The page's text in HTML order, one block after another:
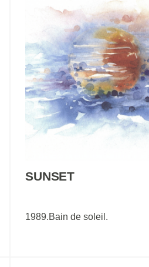
SUNSET
1989.Bain de soleil.